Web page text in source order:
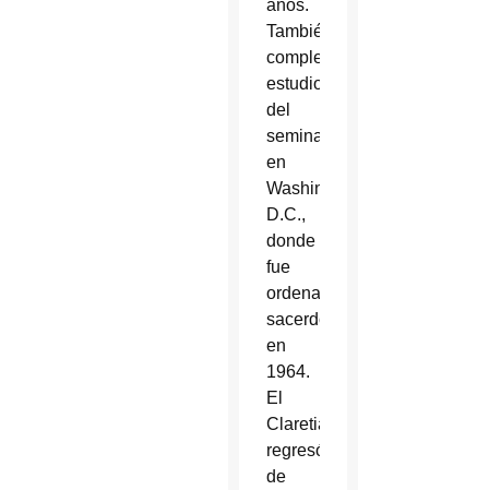
años.
También
completó
estudios
del
seminario
en
Washington,
D.C.,
donde
fue
ordenado
sacerdote
en
1964.
El
Claretiano
regresó
de